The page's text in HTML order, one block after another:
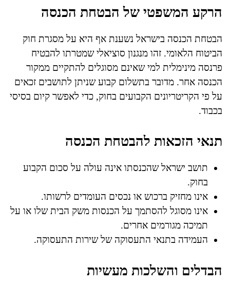
הרקע המשפטי של הבטחת הכנסה
הבטחת הכנסה בישראל נשענת אף היא על מסגרת חוק
הביטוח הלאומי. זהו מנגנון סוציאלי שמטרתו להבטיח
פרנסה מינימלית למי שאינם מסוגלים להתקיים ממקור
הכנסה אחר. מדובר בתשלום קבוע שניתן לתושבים זכאים
על פי הקריטריונים הקבועים בחוק, כדי לאפשר קיום בסיסי
בכבוד.
תנאי הזכאות להבטחת הכנסה
תושב ישראל שהכנסתו אינה עולה על סכום הקבוע
בחוק.
אינו מחזיק ברכוש או נכסים העומדים לרשותו.
אינו מסוגל להסתמך על הכנסות משק הבית שלו או על
תמיכה מגורמים אחרים.
העמידה בתנאי התעסוקה של שירות התעסוקה.
הבדלים והשלכות מעשיות